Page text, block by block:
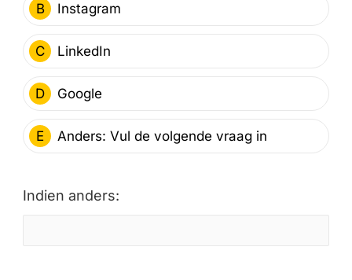
B Instagram
C LinkedIn
D Google
E Anders: Vul de volgende vraag in
Indien anders: